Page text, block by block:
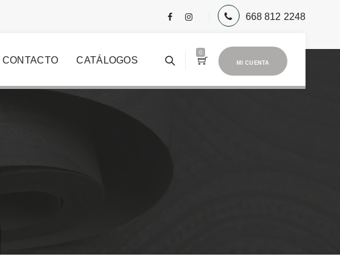
668 812 2248
MI CUENTA
0
CONTACTO CATÁLOGOS